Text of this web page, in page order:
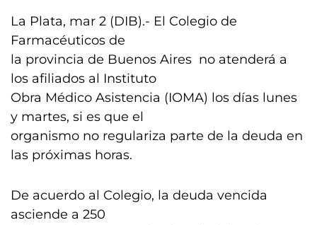
La Plata, mar 2 (DIB).- El Colegio de
Farmacéuticos de
la provincia de Buenos Aires no atenderá a
los afiliados al Instituto
Obra Médico Asistencia (IOMA) los días lunes
y martes, si es que el
organismo no regulariza parte de la deuda en
las próximas horas.
De acuerdo al Colegio, la deuda vencida
asciende a 250